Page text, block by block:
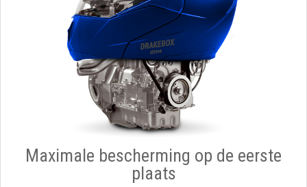
Maximale bescherming op de eerste
plaats